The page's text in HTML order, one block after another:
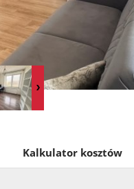
Kalkulator kosztów